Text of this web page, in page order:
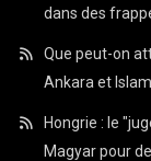
dans des
Que peut-on
Ankara et
Hongrie : le
Magyar pour